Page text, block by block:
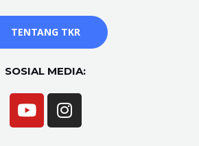
TENTANG TKR
SOSIAL MEDIA: